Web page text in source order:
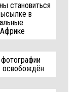
становиться
в
освобождён